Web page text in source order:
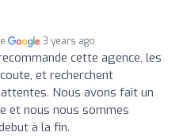
3 years ago
cette agence, les
et recherchent
Nous avons fait un
et nous nous sommes
à la fin.